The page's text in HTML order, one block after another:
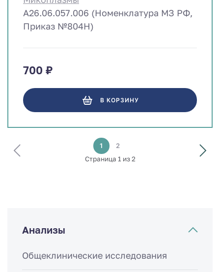
Анализы
Общеклинические исследования
A26.06.057.006 (Номенклатура МЗ РФ,
Приказ №804Н)
700 ₽
В КОРЗИНУ
1
2
Страница 1 из 2